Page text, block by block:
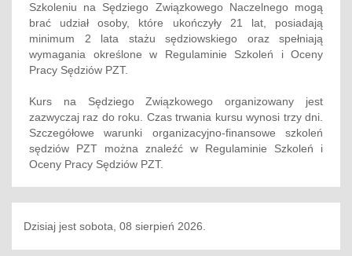
Szkoleniu na Sędziego Związkowego Naczelnego mogą
brać udział osoby, które ukończyły 21 lat, posiadają
minimum 2 lata stażu sędziowskiego oraz spełniają
wymagania określone w Regulaminie Szkoleń i Oceny
Pracy Sędziów PZT.
Kurs na Sędziego Związkowego organizowany jest
zazwyczaj raz do roku. Czas trwania kursu wynosi trzy dni.
Szczegółowe warunki organizacyjno-finansowe szkoleń
sędziów PZT można znaleźć w Regulaminie Szkoleń i
Oceny Pracy Sędziów PZT.
Dzisiaj jest sobota, 08 sierpień 2026.